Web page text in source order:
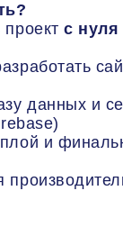
проектс нуля
данных и
и